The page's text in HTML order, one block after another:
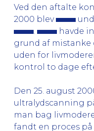
Ved den aftalte
2000 blev
havde
grund af
uden for
kontrol to dage
Den 25. august
ultralydscanning
man bag
fandt en proces på